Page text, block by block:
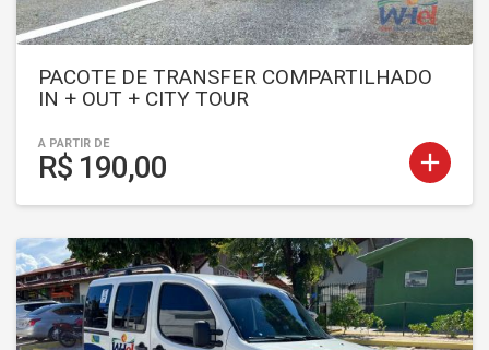
add
PACOTE DE TRANSFER COMPARTILHADO
IN + OUT + CITY TOUR
A PARTIR DE
R$ 190,00